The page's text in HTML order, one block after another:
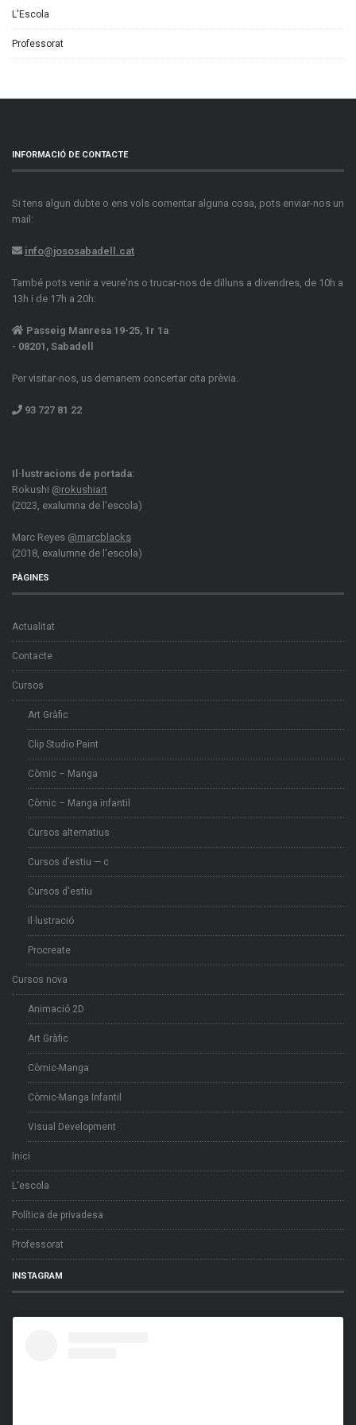
L'Escola
Professorat
INFORMACIÓ DE CONTACTE
Si tens algun dubte o ens vols comentar alguna cosa, pots enviar-nos un
mail:
info@jososabadell.cat
També pots venir a veure'ns o trucar-nos de dilluns a divendres, de 10h a
13h i de 17h a 20h:
Passeig Manresa 19-25, 1r 1a
- 08201, Sabadell
Per visitar-nos, us demanem concertar cita prèvia.
93 727 81 22
Il·lustracions de portada:
Rokushi @rokushiart
(2023, exalumna de l'escola)
Marc Reyes @marcblacks
(2018, exalumne de l'escola)
PÀGINES
Actualitat
Contacte
Cursos
Art Gràfic
Clip Studio Paint
Còmic – Manga
Còmic – Manga infantil
Cursos alternatius
Cursos d’estiu — c
Cursos d'estiu
Il·lustració
Procreate
Cursos nova
Animació 2D
Art Gràfic
Còmic-Manga
Còmic-Manga Infantil
Visual Development
Inici
L'escola
Política de privadesa
Professorat
INSTAGRAM